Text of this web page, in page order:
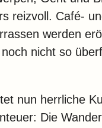
reizvoll. Café-
werden
nicht so
nun herrliche
Die